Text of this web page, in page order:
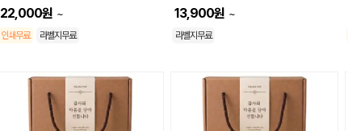
22,000원 ~
인쇄무료 라벨지무료
13,900원 ~
라벨지무료